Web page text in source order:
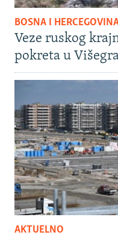
BOSNA I
Veze ruskog
pokreta u
AKTUELNO